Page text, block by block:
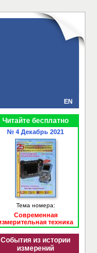
EN
Читайте бесплатно
№ 4 Декабрь 2021
Тема номера:
Современная
техника
События из истории
измерений